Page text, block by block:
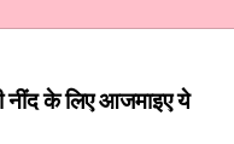
नींद के लिए आजमाइए ये